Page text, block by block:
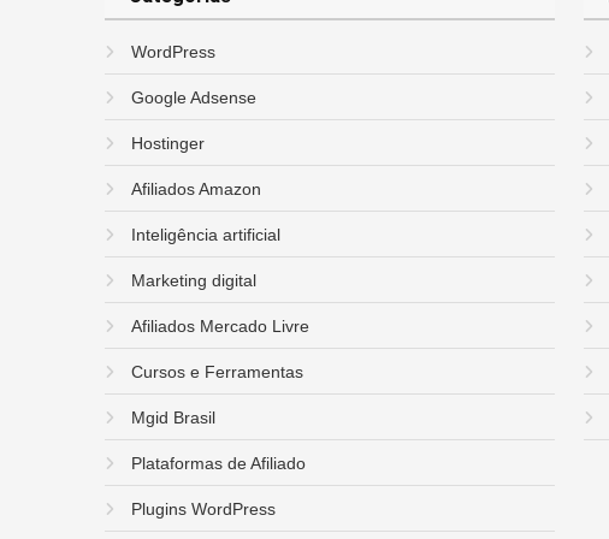
WordPress
Google Adsense
Hostinger
Afiliados Amazon
Inteligência artificial
Marketing digital
Afiliados Mercado Livre
Cursos e Ferramentas
Mgid Brasil
Plataformas de Afiliado
Plugins WordPress